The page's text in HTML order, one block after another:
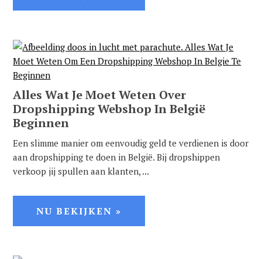
Alles Wat Je Moet Weten Over
Dropshipping Webshop In België
Beginnen
Een slimme manier om eenvoudig geld te verdienen is door
aan dropshipping te doen in België. Bij dropshippen
verkoop jij spullen aan klanten, ...
NU BEKIJKEN »